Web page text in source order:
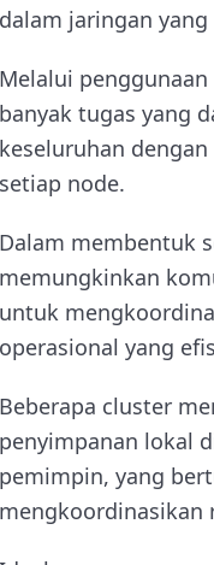
dalam jaringan
Melalui
banyak tugas yang
keseluruhan
setiap node.
Dalam membentuk
memungkinkan
untuk
operasional yang
Beberapa cluster
penyimpanan lokal
pemimpin, yang
mengkoordinasikan